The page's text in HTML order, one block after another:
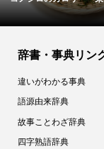
辞書・事典リン
違いがわかる事典
語源由来辞典
故事ことわざ辞典
四字熟語辞典